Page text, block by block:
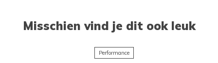
Misschien vind je dit ook leuk
Performance